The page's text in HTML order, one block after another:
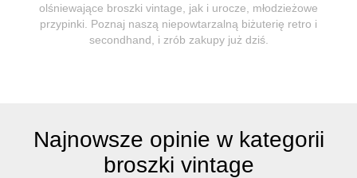
olśniewające broszki vintage, jak i urocze, młodzieżowe
przypinki. Poznaj naszą niepowtarzalną biżuterię retro i
secondhand, i zrób zakupy już dziś.
Najnowsze opinie w kategorii
broszki vintage